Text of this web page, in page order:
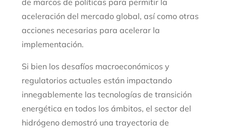
de marcos de políticas para permitir la
aceleración del mercado global, así como otras
acciones necesarias para acelerar la
implementación.
Si bien los desafíos macroeconómicos y
regulatorios actuales están impactando
innegablemente las tecnologías de transición
energética en todos los ámbitos, el sector del
hidrógeno demostró una trayectoria de